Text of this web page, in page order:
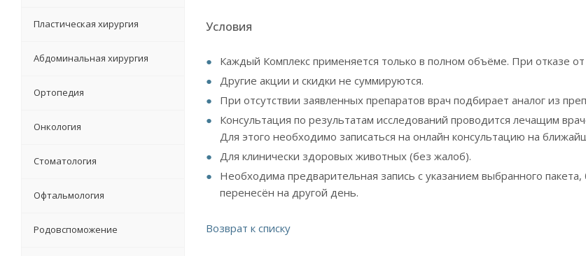
Условия
Каждый Комплекс применяется только в полном объёме. При отказе
Другие акции и скидки не суммируются.
При отсутствии заявленных препаратов врач подбирает аналог из
Консультация по результатам исследований проводится лечащим
Для этого необходимо записаться на онлайн консультацию на
Для клинически здоровых животных (без жалоб).
Необходима предварительная запись с указанием выбранного
перенесён на другой день.
Возврат к списку
Пластическая хирургия
Абдоминальная хирургия
Ортопедия
Онкология
Стоматология
Офтальмология
Родовспоможение